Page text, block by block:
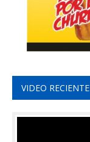
VIDEO RECIENTE